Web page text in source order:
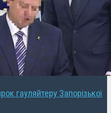
гауляйтеру Запорізької